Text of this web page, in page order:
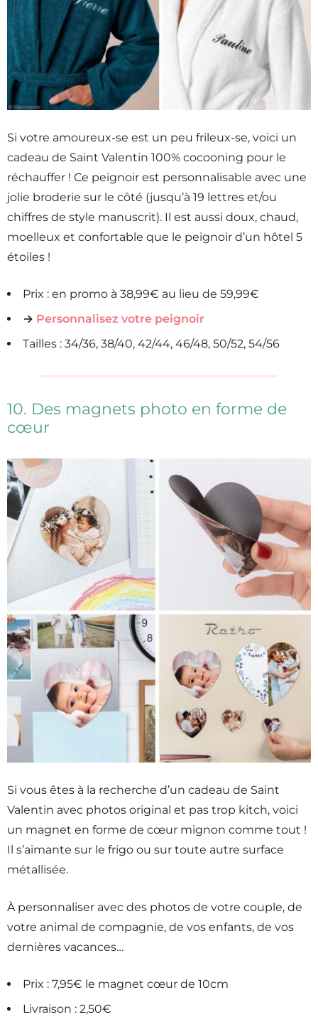
Si votre amoureux-se est un peu frileux-se, voici un
cadeau de Saint Valentin 100% cocooning pour le
réchauffer ! Ce peignoir est personnalisable avec une
jolie broderie sur le côté (jusqu’à 19 lettres et/ou
chiffres de style manuscrit). Il est aussi doux, chaud,
moelleux et confortable que le peignoir d’un hôtel 5
étoiles !
Prix : en promo à 38,99€ au lieu de 59,99€
→ Personnalisez votre peignoir
Tailles : 34/36, 38/40, 42/44, 46/48, 50/52, 54/56
10. Des magnets photo en forme de
cœur
Si vous êtes à la recherche d’un cadeau de Saint
Valentin avec photos original et pas trop kitch, voici
un magnet en forme de cœur mignon comme tout !
Il s’aimante sur le frigo ou sur toute autre surface
métallisée.
À personnaliser avec des photos de votre couple, de
votre animal de compagnie, de vos enfants, de vos
dernières vacances…
Prix : 7,95€ le magnet cœur de 10cm
Livraison : 2,50€